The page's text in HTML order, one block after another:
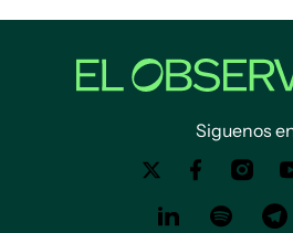
Siguenos